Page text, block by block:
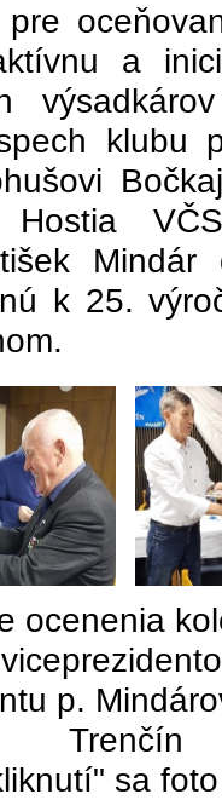
a
klubu
Hostia
k 25.
ocenenia
p.
Trenčín
sa